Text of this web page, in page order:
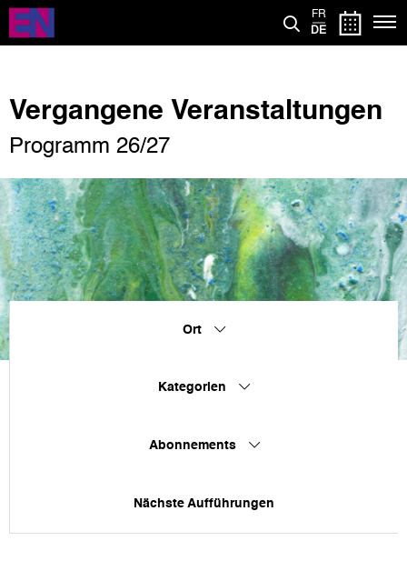
Direkt
zum
Inhalt
FR
DE
Vergangene Veranstaltungen
Programm 26/27
Ort
Kategorien
Abonnements
Nächste Aufführungen